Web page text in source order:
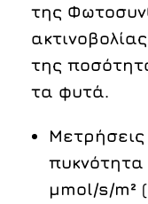
της
της
τα φυτά.
μmol/s/m²